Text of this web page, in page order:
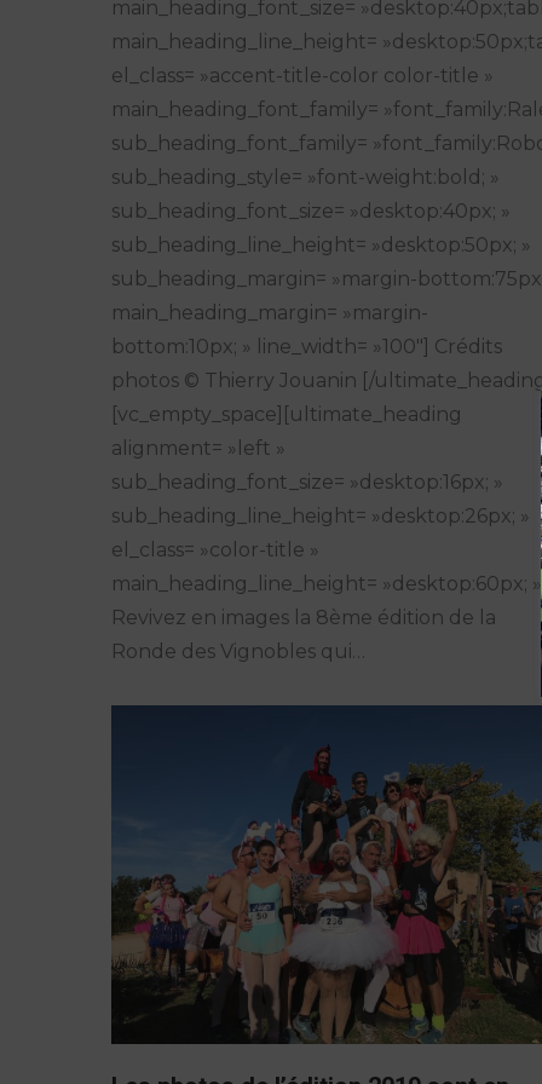
main_heading_font_size=
main_heading_line_height=
el_class= »accent-title-color color-title »
main_heading_font_family=
sub_heading_font_family=
sub_heading_style= »font-weight:bold; »
sub_heading_font_size= »desktop:40px; »
sub_heading_line_height= »desktop:50px; »
sub_heading_margin= »margin-
main_heading_margin= »margin-
bottom:10px; » line_width= »100″] Crédits
photos © Thierry Jouanin [/
[vc_empty_space][ultimate_heading
alignment= »left »
sub_heading_font_size= »desktop:16px; »
sub_heading_line_height= »desktop:26px; »
el_class= »color-title »
main_heading_line_height= »desktop:60px;
Revivez en images la 8ème édition de la
Ronde des Vignobles qui…